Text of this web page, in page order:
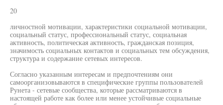
20
личностной мотивации, характеристики социальной мотивации,
социальный статус, профессиональный статус, социальная
активность, политическая активность, гражданская позиция,
значимость социальных контактов и социальных тем обсуждения,
структура и содержание сетевых интересов.
Согласно указанным интересам и предпочтениям они
самоорганизовываются в специфические группы пользователей
Рунета - сетевые сообщества, которые рассматриваются в
настоящей работе как более или менее устойчивые социальные